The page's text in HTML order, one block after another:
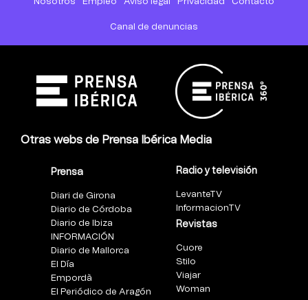
Nosotros Empleo Aviso legal Privacidad Contacto
Canal de denuncias
Otras webs de Prensa Ibérica Media
Prensa
Diari de Girona
Diario de Córdoba
Diario de Ibiza
INFORMACIÓN
Diario de Mallorca
El Día
Empordà
El Periódico de Aragón
Radio y televisión
LevanteTV
InformacionTV
Revistas
Cuore
Stilo
Viajar
Woman